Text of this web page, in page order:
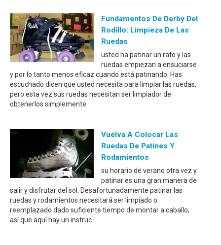
Fundamentos De Derby Del
Rodillo: Limpieza De Las
Ruedas
usted ha patinar un rato y las
ruedas empiezan a ensuciarse
y por lo tanto menos eficaz cuando está patinando. Has
escuchado dicen que usted necesita para limpiar las ruedas,
pero esta vez sus ruedas necesitan ser limpiador de
obtenerlos simplemente
Vuelva A Colocar Las
Ruedas De Patines Y
Rodamientos
su horario de verano otra vez y
patinar es una gran manera de
salir y disfrutar del sol. Desafortunadamente patinar las
ruedas y rodamientos necesitará ser limpiado o
reemplazado dado suficiente tiempo de montar a caballo,
así que aquí hay un instruc